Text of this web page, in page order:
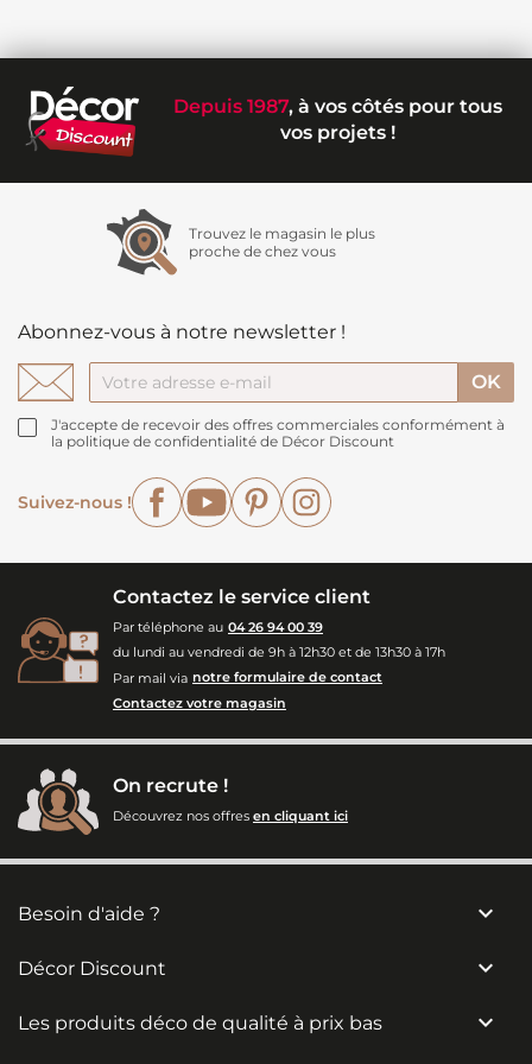
Depuis 1987, à vos côtés pour tous
vos projets !
Trouvez le magasin le plus
proche de chez vous
Abonnez-vous à notre newsletter !
J'accepte de recevoir des offres commerciales conformément à
la politique de confidentialité de Décor Discount
Suivez-nous !
FacebookYouTubePinterest
Contactez le service client
Par téléphone au 04 26 94 00 39
du lundi au vendredi de 9h à 12h30 et de 13h30 à 17h
Par mail via notre formulaire de contact
Contactez votre magasin
On recrute !
Découvrez nos offres en cliquant ici
Besoin d'aide ? 
Décor Discount 
Les produits déco de qualité à prix bas 